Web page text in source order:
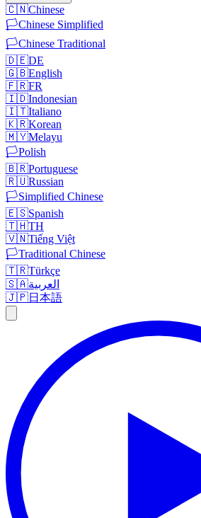
🇨🇳Chinese
🏳️Chinese Simplified
🏳️Chinese Traditional
🇩🇪DE
🇬🇧English
🇫🇷FR
🇮🇩Indonesian
🇮🇹Italiano
🇰🇷Korean
🇲🇾Melayu
🏳️Polish
🇧🇷Portuguese
🇷🇺Russian
🏳️Simplified Chinese
🇪🇸Spanish
🇹🇭TH
🇻🇳Tiếng Việt
🏳️Traditional Chinese
🇹🇷Türkçe
🇸🇦العربية
🇯🇵日本語